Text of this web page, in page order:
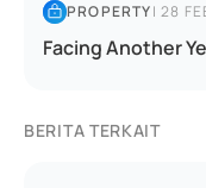
PROPERTY|28
Facing Another
BERITA TERKAIT